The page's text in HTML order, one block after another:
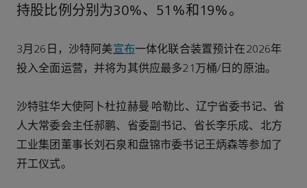
持股比例分别为30%、51%和19%。
3月26日，沙特阿美宣布一体化联合装置预计在2026年
投入全面运营，并将为其供应最多21万桶/日的原油。
沙特驻华大使阿卜杜拉赫曼·哈勒比、辽宁省委书记、省
人大常委会主任郝鹏、省委副书记、省长李乐成、北方
工业集团董事长刘石泉和盘锦市委书记王炳森等参加了
开工仪式。